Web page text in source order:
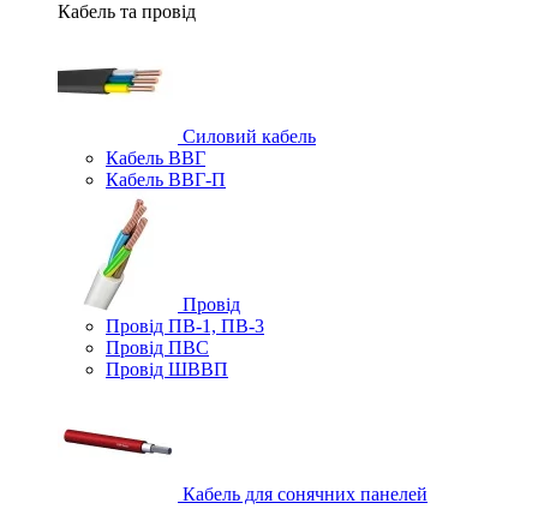
Кабель та провід
Силовий кабель
Кабель ВВГ
Кабель ВВГ-П
Провід
Провід ПВ-1, ПВ-3
Провід ПВС
Провід ШВВП
Кабель для сонячних панелей